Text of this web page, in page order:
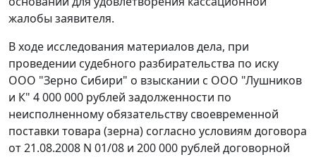
жалобы заявителя.
В ходе исследования материалов дела, при
проведении судебного разбирательства по иску
ООО "Зерно Сибири" о взыскании с ООО "Лушников
и К" 4 000 000 рублей задолженности по
неисполненному обязательству своевременной
поставки товара (зерна) согласно условиям договора
от 21.08.2008 N 01/08 и 200 000 рублей договорной